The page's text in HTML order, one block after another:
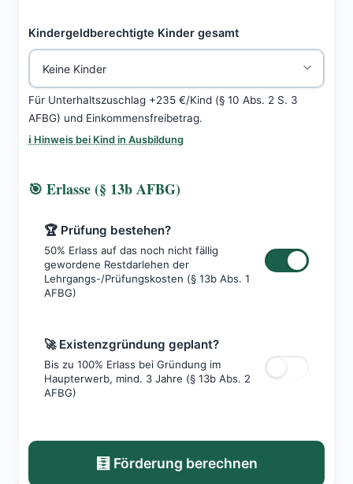
Kindergeldberechtigte Kinder gesamt
Für Unterhaltszuschlag +235 €/Kind (§ 10 Abs. 2 S. 3
AFBG) und Einkommensfreibetrag.
ℹ️ Hinweis bei Kind in Ausbildung
🎯 Erlasse (§ 13b AFBG)
🏆 Prüfung bestehen?
50% Erlass auf das noch nicht fällig
gewordene Restdarlehen der
Lehrgangs-/Prüfungskosten (§ 13b Abs. 1
AFBG)
🚀 Existenzgründung geplant?
Bis zu 100% Erlass bei Gründung im
Haupterwerb, mind. 3 Jahre (§ 13b Abs. 2
AFBG)
🧮 Förderung berechnen